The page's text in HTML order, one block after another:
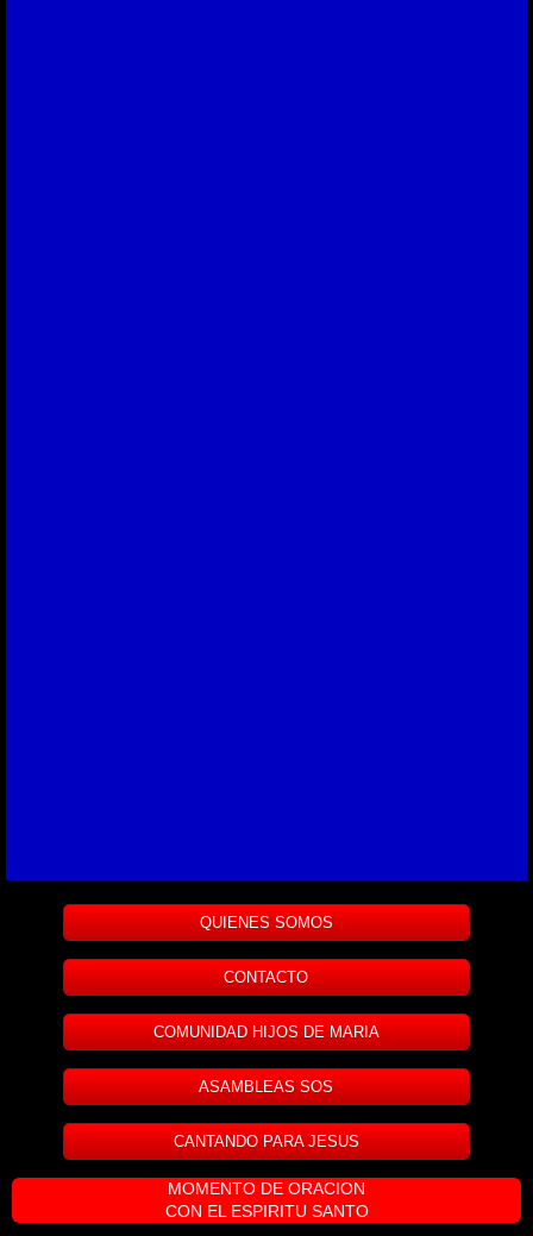
QUIENES SOMOS
CONTACTO
COMUNIDAD HIJOS DE MARIA
ASAMBLEAS SOS
CANTANDO PARA JESUS
MOMENTO DE ORACION
CON EL ESPIRITU SANTO